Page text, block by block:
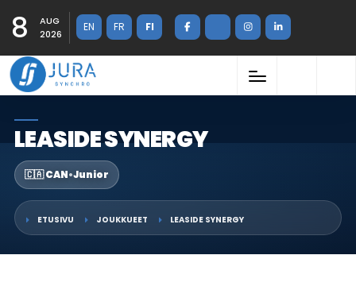
8
AUG
2026
EN FR FI
LEASIDE SYNERGY
🇨🇦 CAN•Junior
ETUSIVU JOUKKUEET LEASIDE SYNERGY